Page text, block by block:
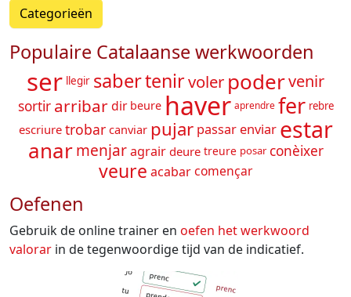
Categorieën
Populaire Catalaanse werkwoorden
ser llegir sabertenirvoler podervenir
sortir arribar dir beure haver aprendre fer rebre
escriure trobar canviar pujar passar enviar estar
anar menjar agrair deure treure posar conèixer
veure acabarcomençar
Oefenen
Gebruik de online trainer en oefen het werkwoord
valorar in de tegenwoordige tijd van de indicatief.